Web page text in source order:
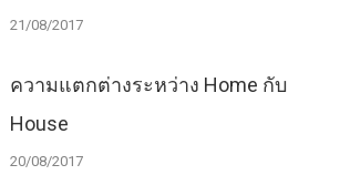
21/08/2017
ความแตกต่างระหว่าง Home กับ
House
20/08/2017